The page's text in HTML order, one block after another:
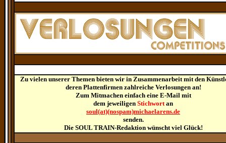
Zu vielen unserer Themen bieten wir in Zusammenarbeit mit den
deren Plattenfirmen zahlreiche Verlosungen an!
Zum Mitmachen einfach eine E-Mail mit
dem jeweiligen Stichwortan
soul(at)(nospam)michaelarens.de
senden.
Die SOUL TRAIN-Redaktion wünscht viel Glück!